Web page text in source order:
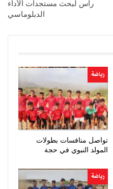
راس لبحث مستجدات الأداء
الدبلوماسي
رياضة
تواصل منافسات بطولات
المولد النبوي في حجة
رياضة